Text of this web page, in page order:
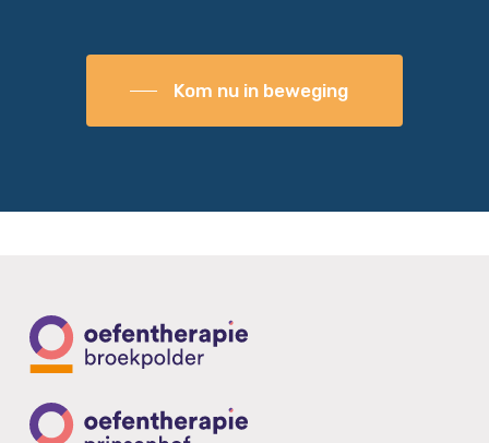
Kom nu in beweging